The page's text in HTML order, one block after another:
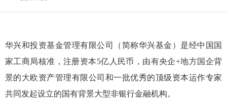
华兴和投资基金管理有限公司（简称华兴基金）是经中国国
家工商局核准，注册资本5亿人民币，由有央企+地方国企背
景的大欧资产管理有限公司和一批优秀的顶级资本运作专家
共同发起设立的国有背景大型非银行金融机构。